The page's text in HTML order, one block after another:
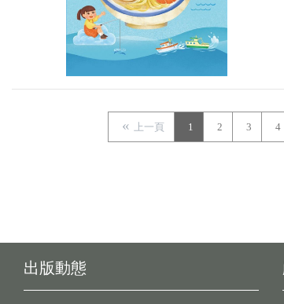
上一頁 1 2 3 4
出版動態